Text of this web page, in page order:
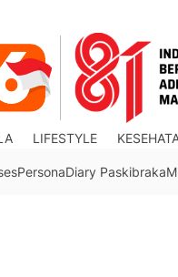
LIFESTYLE
PersonaDiary Paskibraka